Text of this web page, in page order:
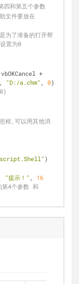
四和第五个参数
文件要放在
为了准备的打开帮
置为0
+
, "D:/a.chm" , 0
,可以用其他消
, "提示！" , 16
4个参数 和